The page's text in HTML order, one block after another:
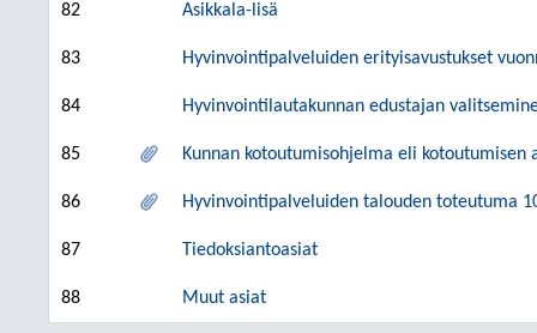
82 Asikkala-lisä
83 Hyvinvointipalveluiden erityisavustukset
84 Hyvinvointilautakunnan edustajan
85 Kunnan kotoutumisohjelma eli
86 Hyvinvointipalveluiden talouden toteutuma
87 Tiedoksiantoasiat
88 Muut asiat